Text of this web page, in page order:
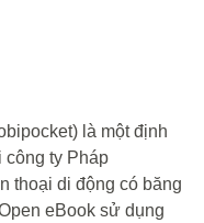
là một định
ty Pháp
thoại di động có băng
eBook sử dụng